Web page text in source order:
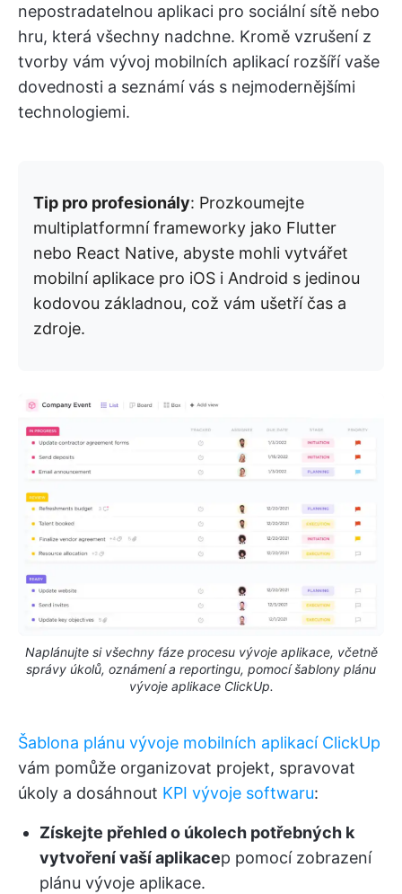
nepostradatelnou aplikaci pro sociální sítě nebo
hru, která všechny nadchne. Kromě vzrušení z
tvorby vám vývoj mobilních aplikací rozšíří vaše
dovednosti a seznámí vás s nejmodernějšími
technologiemi.
Tip pro profesionály: Prozkoumejte
multiplatformní frameworky jako Flutter
nebo React Native, abyste mohli vytvářet
mobilní aplikace pro iOS i Android s jedinou
kodovou základnou, což vám ušetří čas a
zdroje.
Naplánujte si všechny fáze procesu vývoje aplikace, včetně
správy úkolů, oznámení a reportingu, pomocí šablony plánu
vývoje aplikace ClickUp.
Šablona plánu vývoje mobilních aplikací ClickUp
vám pomůže organizovat projekt, spravovat
úkoly a dosáhnout KPI vývoje softwaru:
Získejte přehled o úkolech potřebných k
vytvoření vaší aplikacep pomocí zobrazení
plánu vývoje aplikace.